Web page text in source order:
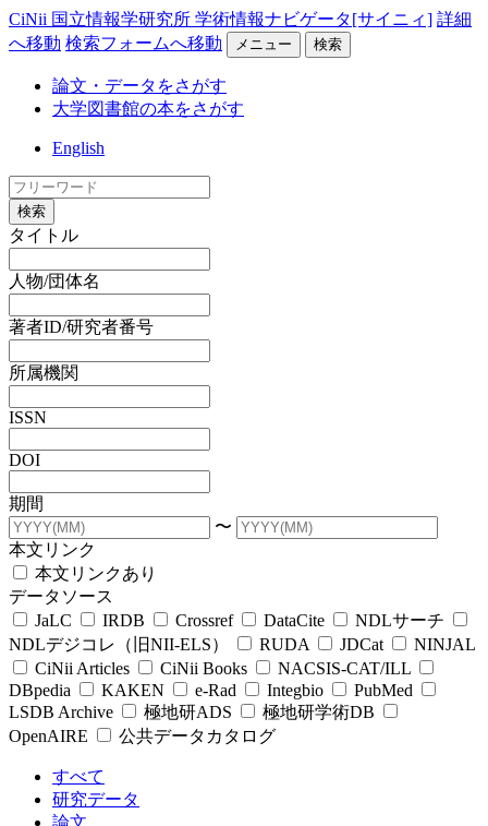
CiNii 国立情報学研究所 学術情報ナビゲータ[サイニィ] 詳細
へ移動 検索フォームへ移動 メニュー 検索
論文・データをさがす
大学図書館の本をさがす
English
検索
タイトル
人物/団体名
著者ID/研究者番号
所属機関
ISSN
DOI
期間
〜
本文リンク
本文リンクあり
データソース
JaLC
IRDB Crossref DataCite
NDLサーチ
NDLデジコレ（旧NII-ELS）
RUDA JDCat
NINJAL
CiNii Articles
CiNii Books
NACSIS-CAT/ILL
DBpedia
KAKEN e-Rad Integbio
PubMed
LSDB Archive
極地研ADS
極地研学術DB
OpenAIRE
公共データカタログ
すべて
研究データ
論文